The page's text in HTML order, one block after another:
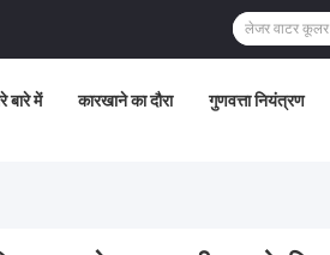
बारे में कारखाने का दौरा गुणवत्ता नियंत्रण